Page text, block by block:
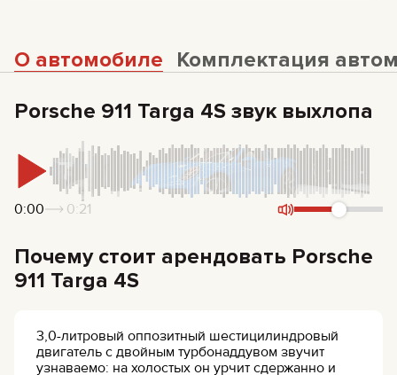
О автомобиле
Комплектация
Porsche 911 Targa 4S звук выхлопа
0:00 0:21
Почему стоит арендовать Porsche
911 Targa 4S
3,0-литровый оппозитный шестицилиндровый
двигатель с двойным турбонаддувом звучит
узнаваемо: на холостых он урчит сдержанно и